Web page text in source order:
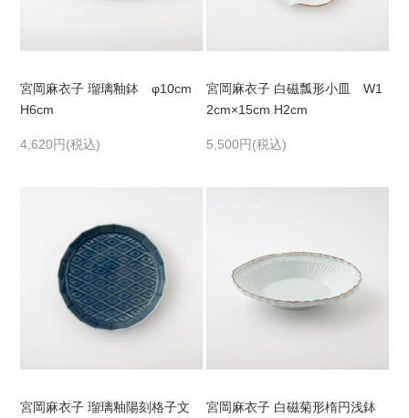
宮岡麻衣子 瑠璃釉鉢 φ10cm
H6cm
4,620円(税込)
宮岡麻衣子 白磁瓢形小皿 W1
2cm×15cm H2cm
5,500円(税込)
宮岡麻衣子 瑠璃釉陽刻格子文
宮岡麻衣子 白磁菊形楕円浅鉢